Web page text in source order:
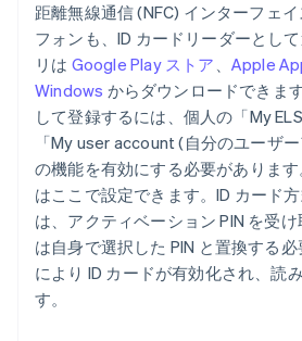
距離無線通信 (NFC) インターフェ
フォンも、ID カードリーダーとし
リは Google Play ストア 、 Apple
Windows からダウンロードできま
して登録するには、個人の「My
「My user account (自分のユーザ
の機能を有効にする必要がありま
はここで設定できます。ID カード
は、アクティベーション PIN を受
は自身で選択した PIN と置換する
により ID カードが有効化され、読
す。